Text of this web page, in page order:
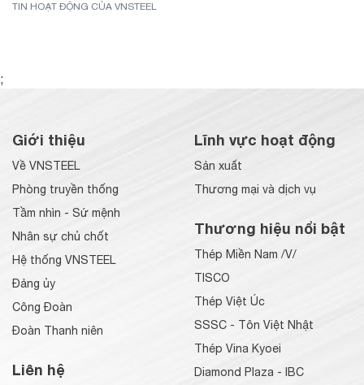
TIN HOẠT ĐỘNG CỦA VNSTEEL
;
Giới thiệu
Về VNSTEEL
Phòng truyền thống
Tầm nhìn - Sứ mệnh
Nhân sự chủ chốt
Hệ thống VNSTEEL
Đảng ủy
Công Đoàn
Đoàn Thanh niên
Liên hệ
Lĩnh vực hoạt động
Sản xuất
Thương mại và dịch vụ
Thương hiệu nổi bật
Thép Miền Nam /V/
TISCO
Thép Việt Úc
SSSC - Tôn Việt Nhật
Thép Vina Kyoei
Diamond Plaza - IBC